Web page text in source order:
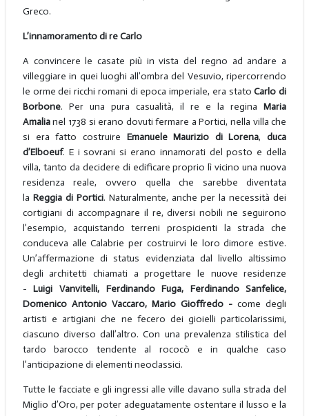
Greco.
L’innamoramento di re Carlo
A convincere le casate più in vista del regno ad andare a
villeggiare in quei luoghi all’ombra del Vesuvio, ripercorrendo
le orme dei ricchi romani di epoca imperiale, era statoCarlo di
Borbone. Per una pura casualità, il re e la reginaMaria
Amalianel 1738 si erano dovuti fermare a Portici, nella villa che
si era fatto costruire Emanuele Maurizio di Lorena,duca
d’Elboeuf. E i sovrani si erano innamorati del posto e della
villa, tanto da decidere di edificare proprio lì vicino una nuova
residenza reale, ovvero quella che sarebbe diventata
la Reggia di Portici. Naturalmente, anche per la necessità dei
cortigiani di accompagnare il re, diversi nobili ne seguirono
l’esempio, acquistando terreni prospicienti la strada che
conduceva alle Calabrie per costruirvi le loro dimore estive.
Un’affermazione di status evidenziata dal livello altissimo
degli architetti chiamati a progettare le nuove residenze
-Luigi Vanvitelli, Ferdinando Fuga, Ferdinando Sanfelice,
Domenico Antonio Vaccaro, Mario Gioffredo -come degli
artisti e artigiani che ne fecero dei gioielli particolarissimi,
ciascuno diverso dall’altro. Con una prevalenza stilistica del
tardo barocco tendente al rococò e in qualche caso
l’anticipazione di elementi neoclassici.
Tutte le facciate e gli ingressi alle ville davano sulla strada del
Miglio d’Oro, per poter adeguatamente ostentare il lusso e la